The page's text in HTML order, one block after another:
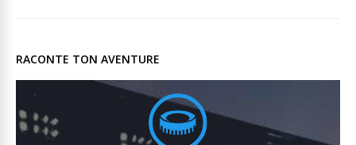
RACONTE TON AVENTURE